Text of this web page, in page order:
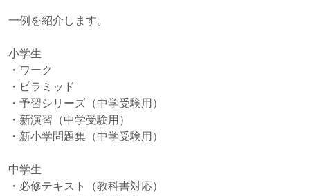
一例を紹介します。
小学生
・ワーク
・ピラミッド
・予習シリーズ（中学受験用）
・新演習（中学受験用）
・新小学問題集（中学受験用）
中学生
・必修テキスト（教科書対応）